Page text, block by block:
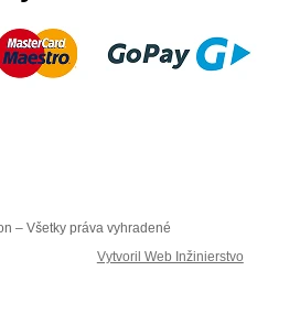
– Všetky práva vyhradené
Vytvoril Web Inžinierstvo